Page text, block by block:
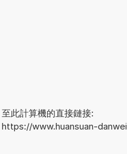
至此計算機的直接鏈接:
https://www.huansuan-